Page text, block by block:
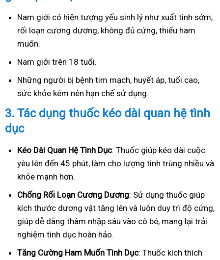
Nam giới có hiện tượng yếu sinh lý như xuất tinh sớm,
rối loạn cương dương, không đủ cứng, thiếu ham
muốn.
Nam giới trên 18 tuổi.
Những người bị bệnh tim mạch, huyết áp, tuổi cao,
sức khỏe kém nên hạn chế sử dụng.
3. Tác dụng thuốc kéo dài quan hệ tình
dục
Kéo Dài Quan Hệ Tình Dục: Thuốc giúp kéo dài cuộc
yêu lên đến 45 phút, làm cho lượng tinh trùng nhiều và
khỏe mạnh hơn.
Chống Rối Loạn Cương Dương: Sử dụng thuốc giúp
kích thước dương vật tăng lên và luôn duy trì độ cứng,
giúp dễ dàng thâm nhập sâu vào cô bé, mang lại trải
nghiệm tình dục hoàn hảo.
Tăng Cường Ham Muốn Tình Dục: Thuốc kích thích